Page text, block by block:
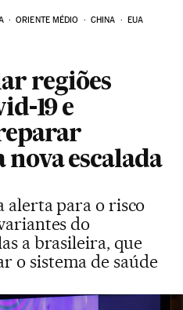
ORIENTE MÉDIO CHINA EUA
regiões
19 e
escalada
alerta para o risco
do
a brasileira, que
o sistema de saúde